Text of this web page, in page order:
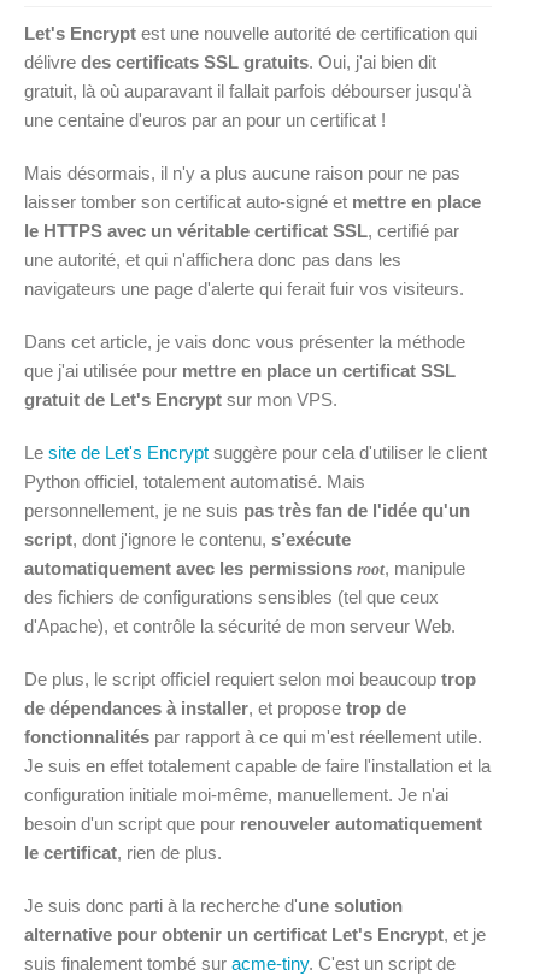
Let's Encrypt est une nouvelle autorité de certification qui
délivre des certificats SSL gratuits. Oui, j'ai bien dit
gratuit, là où auparavant il fallait parfois débourser jusqu'à
une centaine d'euros par an pour un certificat !
Mais désormais, il n'y a plus aucune raison pour ne pas
laisser tomber son certificat auto-signé et mettre en place
le HTTPS avec un véritable certificat SSL, certifié par
une autorité, et qui n'affichera donc pas dans les
navigateurs une page d'alerte qui ferait fuir vos visiteurs.
Dans cet article, je vais donc vous présenter la méthode
que j'ai utilisée pour mettre en place un certificat SSL
gratuit de Let's Encrypt sur mon VPS.
Le site de Let's Encrypt suggère pour cela d'utiliser le client
Python officiel, totalement automatisé. Mais
personnellement, je ne suis pas très fan de l'idée qu'un
script, dont j'ignore le contenu, s’exécute
automatiquement avec les permissions root, manipule
des fichiers de configurations sensibles (tel que ceux
d'Apache), et contrôle la sécurité de mon serveur Web.
De plus, le script officiel requiert selon moi beaucoup trop
de dépendances à installer, et propose trop de
fonctionnalités par rapport à ce qui m'est réellement utile.
Je suis en effet totalement capable de faire l'installation et la
configuration initiale moi-même, manuellement. Je n'ai
besoin d'un script que pour renouveler automatiquement
le certificat, rien de plus.
Je suis donc parti à la recherche d'une solution
alternative pour obtenir un certificat Let's Encrypt, et je
suis finalement tombé sur acme-tiny. C'est un script de